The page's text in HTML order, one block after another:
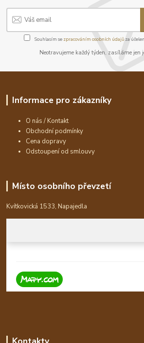
Souhlasím se zpracováním osobních údajůza
Neotravujeme každý týden, zasíláme jen
Informace pro zákazníky
O nás / Kontakt
Obchodní podmínky
Cena dopravy
Odstoupení od smlouvy
Místo osobního převzetí
Kvítkovická 1533, Napajedla